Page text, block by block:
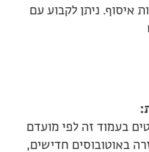
איסוף. ניתן לקבוע עם
בעמוד זה לפי מועדם
באוטובוסים חדישים,